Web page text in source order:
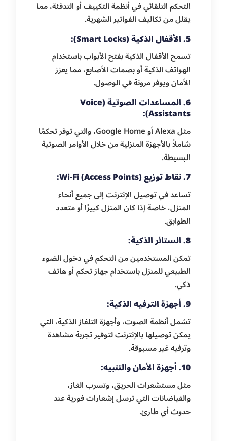
التحكم التلقائي في أنظمة التكييف أو التدفئة، مما
يقلل من تكاليف الفواتير الشهرية.
5. الأقفال الذكية (Smart Locks):
تسمح الأقفال الذكية بفتح الأبواب باستخدام
الهواتف الذكية أو بصمات الأصابع، مما يعزز
الأمان ويوفر مرونة في الوصول.
6. المساعدات الصوتية (Voice
Assistants):
مثل Alexa أو Google Home، والتي توفر تحكمًا
شاملاً بالأجهزة المنزلية من خلال الأوامر الصوتية
البسيطة.
7. نقاط توزيع Wi-Fi (Access Points):
تساعد في توصيل الإنترنت إلى جميع أنحاء
المنزل، خاصة إذا كان المنزل كبيرًا أو متعدد
الطوابق.
8. الستائر الذكية:
تمكن المستخدمين من التحكم في دخول الضوء
الطبيعي للمنزل باستخدام جهاز تحكم أو هاتف
ذكي.
9. أجهزة الترفيه الذكية:
تشمل أنظمة الصوت، وأجهزة التلفاز الذكية، التي
يمكن توصيلها بالإنترنت لتوفير تجربة مشاهدة
وترفيه غير مسبوقة.
10. أجهزة الأمان والتنبيه:
مثل مستشعرات الحريق، وتسرب الغاز،
والفياضانات التي ترسل إشعارات فورية عند
حدوث أي طارئ.